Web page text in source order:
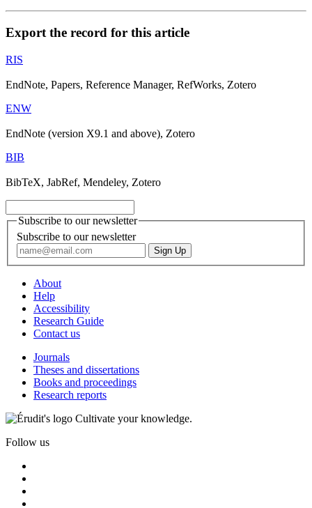
Export the record for this article
RIS
EndNote, Papers, Reference Manager, RefWorks, Zotero
ENW
EndNote (version X9.1 and above), Zotero
BIB
BibTeX, JabRef, Mendeley, Zotero
Subscribe to our newsletter
Subscribe to our newsletter
About
Help
Accessibility
Research Guide
Contact us
Journals
Theses and dissertations
Books and proceedings
Research reports
Cultivate your knowledge.
Follow us